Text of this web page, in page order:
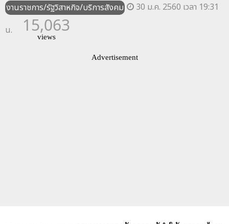
งานราชการ/รัฐวิสาหกิจ/บริการสังคม
30 ม.ค. 2560 เวลา 19:31
น.
15,063
views
Advertisement